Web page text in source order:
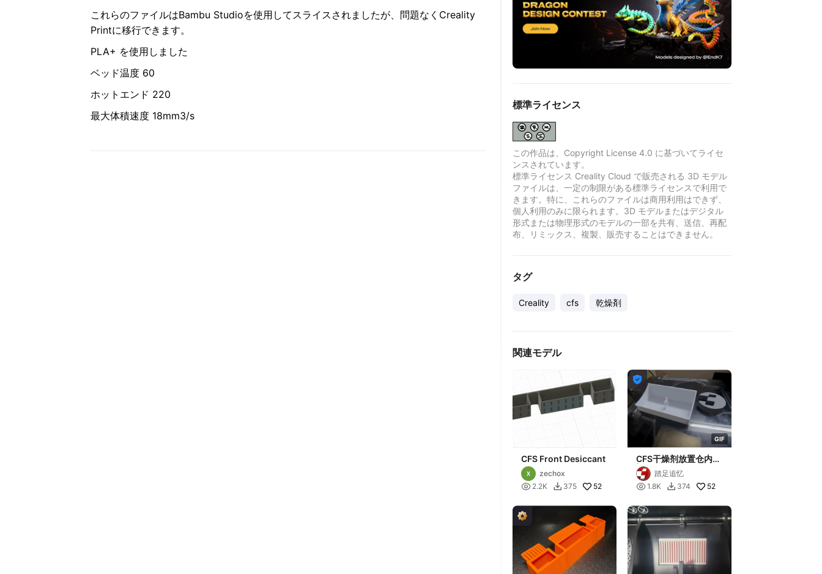
これらのファイルはBambu Studioを使用してスライスされましたが、問題なくCreality
Printに移行できます。
PLA+ を使用しました
ベッド温度 60
ホットエンド 220
最大体積速度 18mm3/s
標準ライセンス
この作品は、Copyright License 4.0 に基づいてライセ
ンスされています。
標準ライセンス Creality Cloud で販売される 3D モデル
ファイルは、一定の制限がある標準ライセンスで利用で
きます。特に、これらのファイルは商用利用はできず、
個人利用のみに限られます。3D モデルまたはデジタル
形式または物理形式のモデルの一部を共有、送信、再配
布、リミックス、複製、販売することはできません。
タグ
Creality cfs 乾燥剤
関連モデル
CFS Front Desiccant
zechox
 2.2K  375 52
GIF

CFS干燥剂放置仓内胆
| CFS Desiccant
Cartridge Inner
Container
踏足追忆
 1.8K  374 52